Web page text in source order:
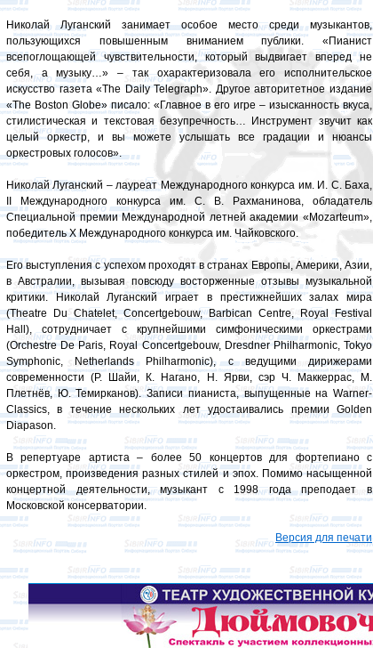
Николай Луганский занимает особое место среди музыкантов,
пользующихся повышенным вниманием публики. «Пианист
всепоглощающей чувствительности, который выдвигает вперед не
себя, а музыку…» – так охарактеризовала его исполнительское
искусство газета «The Daily Telegraph». Другое авторитетное издание
«The Boston Globe» писало: «Главное в его игре – изысканность вкуса,
стилистическая и текстовая безупречность… Инструмент звучит как
целый оркестр, и вы можете услышать все градации и нюансы
оркестровых голосов».
Николай Луганский – лауреат Международного конкурса им. И. С. Баха,
II Международного конкурса им. С. В. Рахманинова, обладатель
Специальной премии Международной летней академии «Mozarteum»,
победитель Х Международного конкурса им. Чайковского.
Его выступления с успехом проходят в странах Европы, Америки, Азии,
в Австралии, вызывая повсюду восторженные отзывы музыкальной
критики. Николай Луганский играет в престижнейших залах мира
(Theatre Du Chatelet, Concertgebouw, Barbican Centre, Royal Festival
Hall), сотрудничает с крупнейшими симфоническими оркестрами
(Orchestre De Paris, Royal Concertgebouw, Dresdner Philharmonic, Tokyo
Symphonic, Netherlands Philharmonic), с ведущими дирижерами
современности (Р. Шайи, К. Нагано, Н. Ярви, сэр Ч. Маккеррас, М.
Плетнёв, Ю. Темирканов). Записи пианиста, выпущенные на Warner-
Classics, в течение нескольких лет удостаивались премии Golden
Diapason.
В репертуаре артиста – более 50 концертов для фортепиано с
оркестром, произведения разных стилей и эпох. Помимо насыщенной
концертной деятельности, музыкант с 1998 года преподает в
Московской консерватории.
Версия для печати